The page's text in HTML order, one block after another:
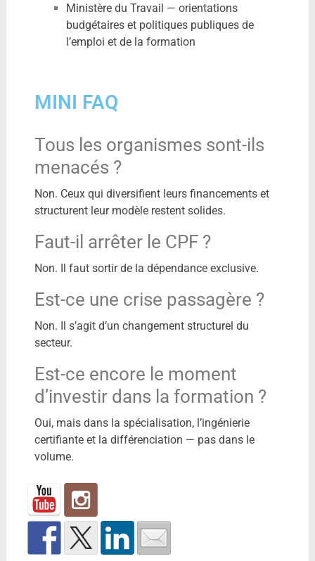
Ministère du Travail — orientations
budgétaires et politiques publiques de
l’emploi et de la formation
MINI FAQ
Tous les organismes sont-ils
menacés ?
Non. Ceux qui diversifient leurs financements et
structurent leur modèle restent solides.
Faut-il arrêter le CPF ?
Non. Il faut sortir de la dépendance exclusive.
Est-ce une crise passagère ?
Non. Il s’agit d’un changement structurel du
secteur.
Est-ce encore le moment
d’investir dans la formation ?
Oui, mais dans la spécialisation, l’ingénierie
certifiante et la différenciation — pas dans le
volume.